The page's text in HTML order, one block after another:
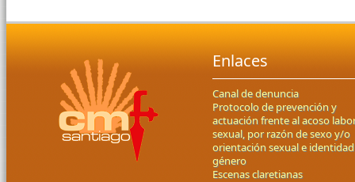
Enlaces
Canal de denuncia
Protocolo de prevención y
actuación frente al acoso
sexual, por razón de sexo y/o
orientación sexual e
género
Escenas claretianas